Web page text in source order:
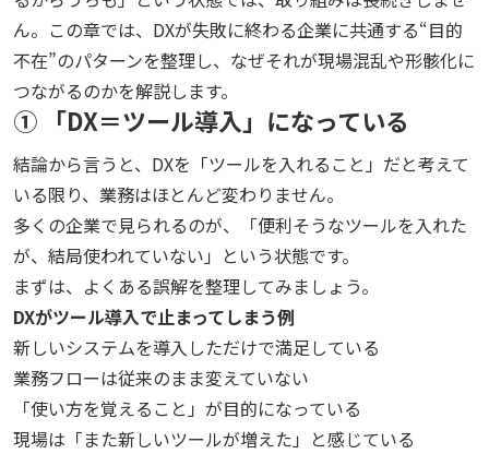
ん。この章では、DXが失敗に終わる企業に共通する“目的
不在”のパターンを整理し、なぜそれが現場混乱や形骸化に
つながるのかを解説します。
① 「DX＝ツール導入」になっている
結論から言うと、DXを「ツールを入れること」だと考えて
いる限り、業務はほとんど変わりません。
多くの企業で見られるのが、「便利そうなツールを入れた
が、結局使われていない」という状態です。
まずは、よくある誤解を整理してみましょう。
DXがツール導入で止まってしまう例
新しいシステムを導入しただけで満足している
業務フローは従来のまま変えていない
「使い方を覚えること」が目的になっている
現場は「また新しいツールが増えた」と感じている